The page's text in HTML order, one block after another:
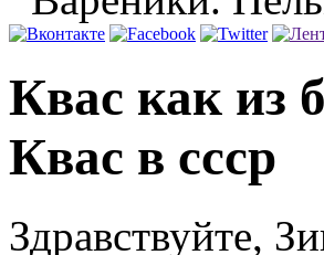
Квас как из
Квас в ссср
Здравствуйте,